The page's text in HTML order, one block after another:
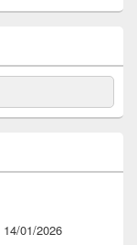
14/01/2026